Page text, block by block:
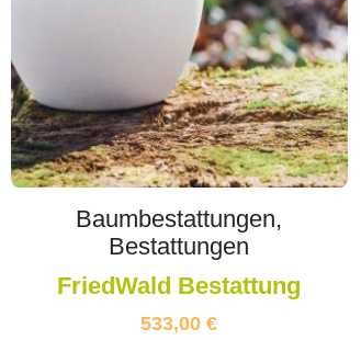
Baumbestattungen,
Bestattungen
FriedWald Bestattung
533,00€